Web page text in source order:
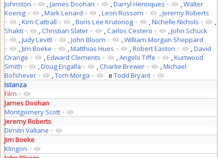
Johnston + ,James Doohan + ,Darryl Henriques + ,Walter
Koenig+ ,Mark Lenard + ,Leon Russom + ,Jeremy Roberts
+
,Kim Cattrall + ,Boris Lee Krutonog+ ,Nichelle Nichols +
,
Shakti + ,Christian Slater+ ,Carlos Cestero + ,John Schuck
+
,Judy Levitt+ ,John Bloom + ,William Morgan Sheppard
+
,Jim Boeke + ,Matthias Hues + ,Robert Easton + ,David
Orange + ,Edward Clements + ,Angelo Tiffe + ,Kurtwood
Smith + ,Doug Engalla + ,Charlie Brewer+ ,Michael
Bofshever+ ,Tom Morga + eTodd Bryant+
Istanza
Film +
James Doohan
Montgomery Scott+
Jeremy Roberts
Dimitri Valtane +
Jim Boeke
Klingon +